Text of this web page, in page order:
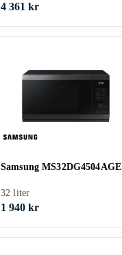
4 361 kr
Samsung MS32DG4504AGE
32 liter
1 940 kr